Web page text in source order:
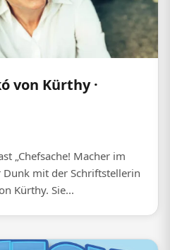
von Kürthy ·
„Chefsache! Macher im
Dunk mit der Schriftstellerin
Kürthy. Sie...